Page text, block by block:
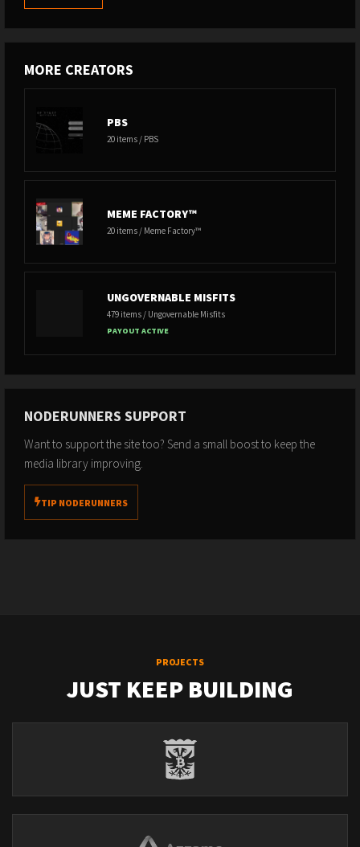
MORE CREATORS
PBS
20 items / PBS
MEME FACTORY™
20 items / Meme Factory™
UNGOVERNABLE MISFITS
479 items / Ungovernable Misfits
PAYOUT ACTIVE
NODERUNNERS SUPPORT
Want to support the site too? Send a small boost to keep the
media library improving.
TIP NODERUNNERS
PROJECTS
JUST KEEP BUILDING